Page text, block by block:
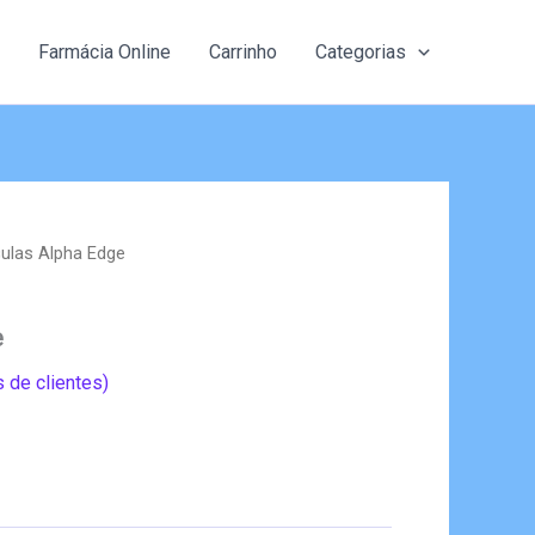
Farmácia Online Carrinho Categorias
Alpha Edge
de clientes)